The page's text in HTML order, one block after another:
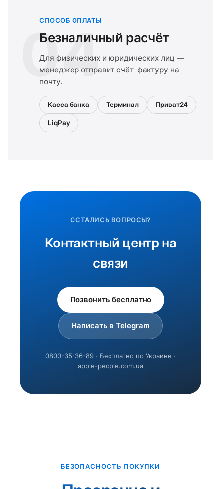
04
СПОСОБ ОПЛАТЫ
Безналичный расчёт
Для физических и юридических лиц —
менеджер отправит счёт-фактуру на
почту.
Касса банка Терминал Приват24
LiqPay
ОСТАЛИСЬ ВОПРОСЫ?
Контактный центр на
связи
Позвонить бесплатно
Написать в Telegram
0800-35-36-89 · Бесплатно по Украине ·
apple-people.com.ua
БЕЗОПАСНОСТЬ ПОКУПКИ